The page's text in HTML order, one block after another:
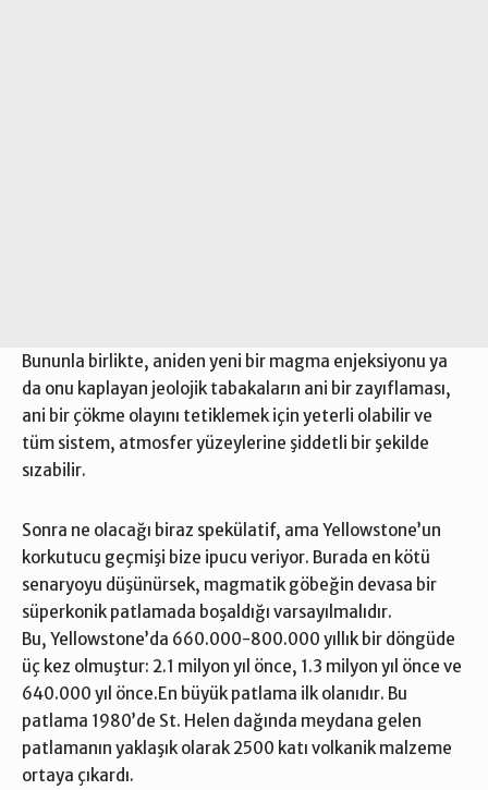
Bununla birlikte, aniden yeni bir magma enjeksiyonu ya
da onu kaplayan jeolojik tabakaların ani bir zayıflaması,
ani bir çökme olayını tetiklemek için yeterli olabilir ve
tüm sistem, atmosfer yüzeylerine şiddetli bir şekilde
sızabilir.
Sonra ne olacağı biraz spekülatif, ama Yellowstone’un
korkutucu geçmişi bize ipucu veriyor. Burada en kötü
senaryoyu düşünürsek, magmatik göbeğin devasa bir
süperkonik patlamada boşaldığı varsayılmalıdır.
Bu, Yellowstone’da 660.000-800.000 yıllık bir döngüde
üç kez olmuştur: 2.1 milyon yıl önce, 1.3 milyon yıl önce ve
640.000 yıl önce.En büyük patlama ilk olanıdır. Bu
patlama 1980’de St. Helen dağında meydana gelen
patlamanın yaklaşık olarak 2500 katı volkanik malzeme
ortaya çıkardı.